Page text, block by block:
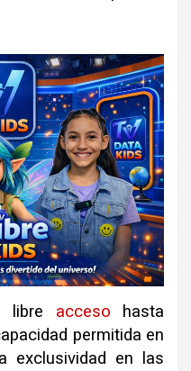
libre acceso hasta
permitida en
exclusividad en las